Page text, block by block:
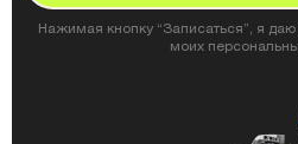
Нажимая кнопку “Записаться”, я
моих